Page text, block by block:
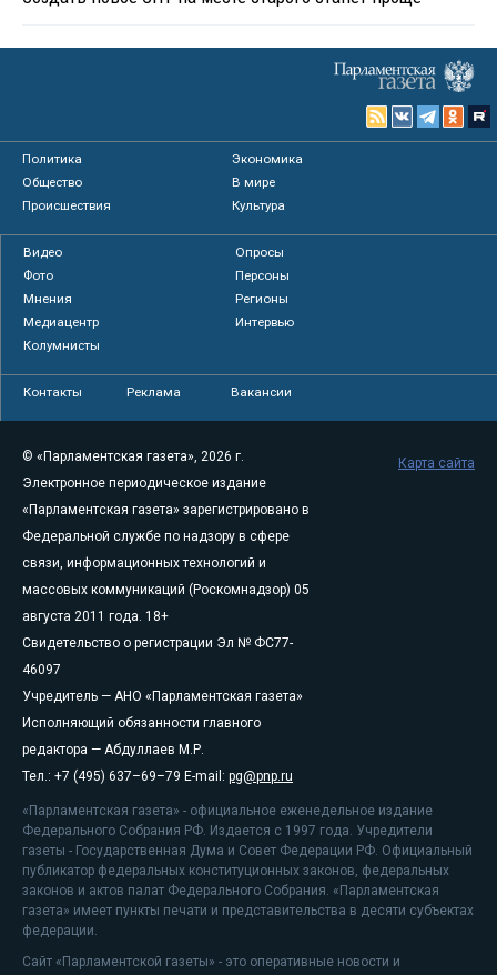
Политика
Экономика
Общество
В мире
Происшествия
Культура
Видео
Опросы
Фото
Персоны
Мнения
Регионы
Медиацентр
Интервью
Колумнисты
Контакты Реклама Вакансии
© «Парламентская газета», 2026 г.
Электронное периодическое издание
«Парламентская газета» зарегистрировано в
Федеральной службе по надзору в сфере
связи, информационных технологий и
массовых коммуникаций (Роскомнадзор) 05
августа 2011 года. 18+
Свидетельство о регистрации Эл № ФС77-
46097
Учредитель — АНО «Парламентская газета»
Исполняющий обязанности главного
редактора — Абдуллаев М.Р.
Тел.: +7 (495) 637–69–79 E-mail: pg@pnp.ru
«Парламентская газета» - официальное еженедельное издание
Федерального Собрания РФ. Издается с 1997 года. Учредители
газеты - Государственная Дума и Совет Федерации РФ. Официальный
публикатор федеральных конституционных законов, федеральных
законов и актов палат Федерального Собрания. «Парламентская
газета» имеет пункты печати и представительства в десяти субъектах
федерации.
Сайт «Парламентской газеты» - это оперативные новости и
Карта сайта